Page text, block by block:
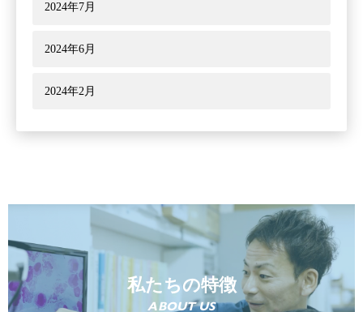
2024年7月
2024年6月
2024年2月
私たちの特徴
ABOUT US